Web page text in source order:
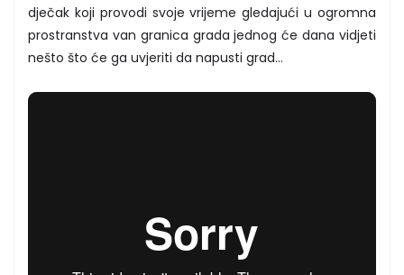
dječak koji provodi svoje vrijeme gledajući u ogromna
prostranstva van granica grada jednog će dana vidjeti
nešto što će ga uvjeriti da napusti grad…